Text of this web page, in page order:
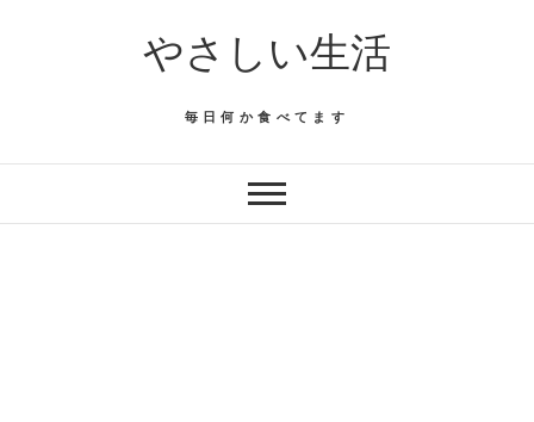
やさしい生活
毎日何か食べてます